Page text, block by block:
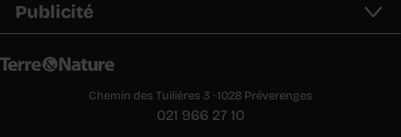
Publicité
Chemin des Tuilières 3 · 1028 Préverenges
021 966 27 10